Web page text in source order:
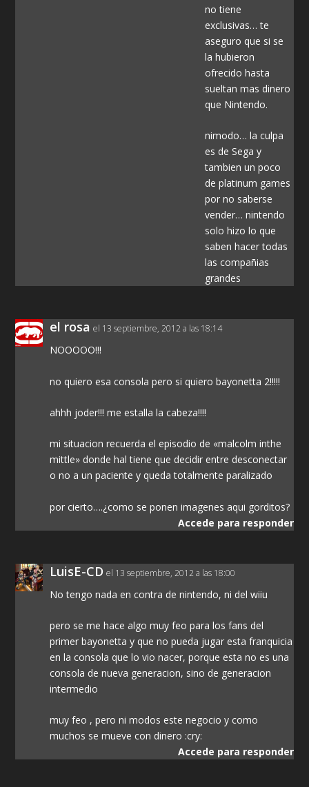
no tiene
exclusivas… te
aseguro que si se
la hubieron
ofrecido hasta
sueltan mas dinero
que Nintendo.
nimodo… la culpa
es de Sega y
tambien un poco
de platinum games
por no saberse
vender… nintendo
solo hizo lo que
saben hacer todas
las compañias
grandes
el rosa el 13 septiembre, 2012 a las 18:14
NOOOOO!!!
no quiero esa consola pero si quiero bayonetta 2!!!!!
ahhh joder!!! me estalla la cabeza!!!!
mi situacion recuerda el episodio de «malcolm inthe
mittle» donde hal tiene que decidir entre desconectar
o no a un paciente y queda totalmente paralizado
por cierto….¿como se ponen imagenes aqui gorditos?
Accede para responder
LuisE-CD el 13 septiembre, 2012 a las 18:00
No tengo nada en contra de nintendo, ni del wiiu
pero se me hace algo muy feo para los fans del
primer bayonetta y que no pueda jugar esta franquicia
en la consola que lo vio nacer, porque esta no es una
consola de nueva generacion, sino de generacion
intermedio
muy feo , pero ni modos este negocio y como
muchos se mueve con dinero :cry:
Accede para responder